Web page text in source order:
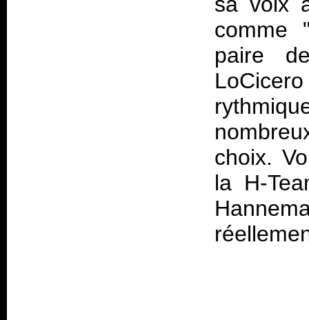
comme
paire
choix.
la H-